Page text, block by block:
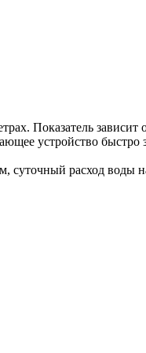
Показатель зависит
устройство быстро
расход воды